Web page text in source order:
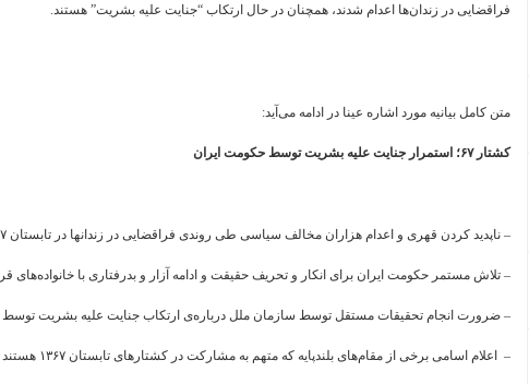
فراقضایی در زندان‌ها اعدام شدند، همچنان در حال ارتکاب “جنایت علیه بشریت” هستند.
متن کامل بیانیه مورد اشاره عینا در ادامه می‌آید:
کشتار ۶۷؛ استمرار جنایت علیه بشریت توسط حکومت ایران
– ناپدید کردن قهری و اعدام هزاران مخالف سیاسی طی روندی فراقضایی در زندانها در تابستان ۱۳۶۷
– تلاش مستمر حکومت ایران برای انکار و تحریف حقیقت و ادامه آزار و بدرفتاری با خانواده‌های
– ضرورت انجام تحقیقات مستقل توسط سازمان ملل درباره‌ی ارتکاب جنایت علیه بشریت توسط
– اعلام اسامی برخی از مقام‌های بلندپایه که متهم به مشارکت در کشتارهای تابستان ۱۳۶۷ هستند